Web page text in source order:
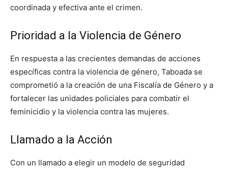
coordinada y efectiva ante el crimen.
Prioridad a la Violencia de Género
En respuesta a las crecientes demandas de acciones
específicas contra la violencia de género, Taboada se
comprometió a la creación de una Fiscalía de Género y a
fortalecer las unidades policiales para combatir el
feminicidio y la violencia contra las mujeres.
Llamado a la Acción
Con un llamado a elegir un modelo de seguridad